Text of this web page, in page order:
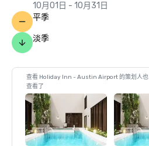
10月01日 - 10月31日
平季
淡季
查看 Holiday Inn - Austin Airport 的策划人也
查看了